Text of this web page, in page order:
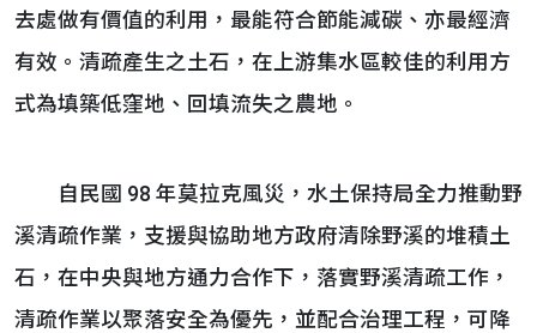
去處做有價值的利用，最能符合節能減碳、亦最經濟
有效。清疏產生之土石，在上游集水區較佳的利用方
式為填築低窪地、回填流失之農地。
自民國 98 年莫拉克風災，水土保持局全力推動野
溪清疏作業，支援與協助地方政府清除野溪的堆積土
石，在中央與地方通力合作下，落實野溪清疏工作，
清疏作業以聚落安全為優先，並配合治理工程，可降